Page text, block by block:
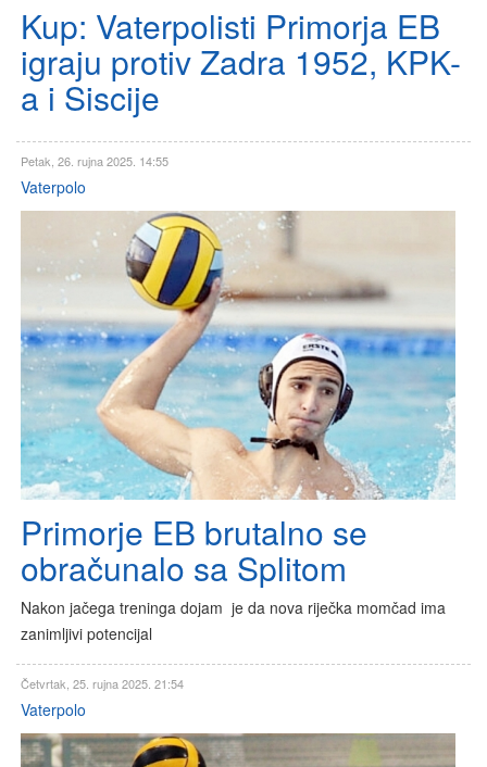
Kup: Vaterpolisti Primorja EB
igraju protiv Zadra 1952, KPK-
a i Siscije
Petak, 26. rujna 2025. 14:55
Vaterpolo
Primorje EB brutalno se
obračunalo sa Splitom
Nakon jačega treninga dojam je da nova riječka momčad ima
zanimljivi potencijal
Četvrtak, 25. rujna 2025. 21:54
Vaterpolo